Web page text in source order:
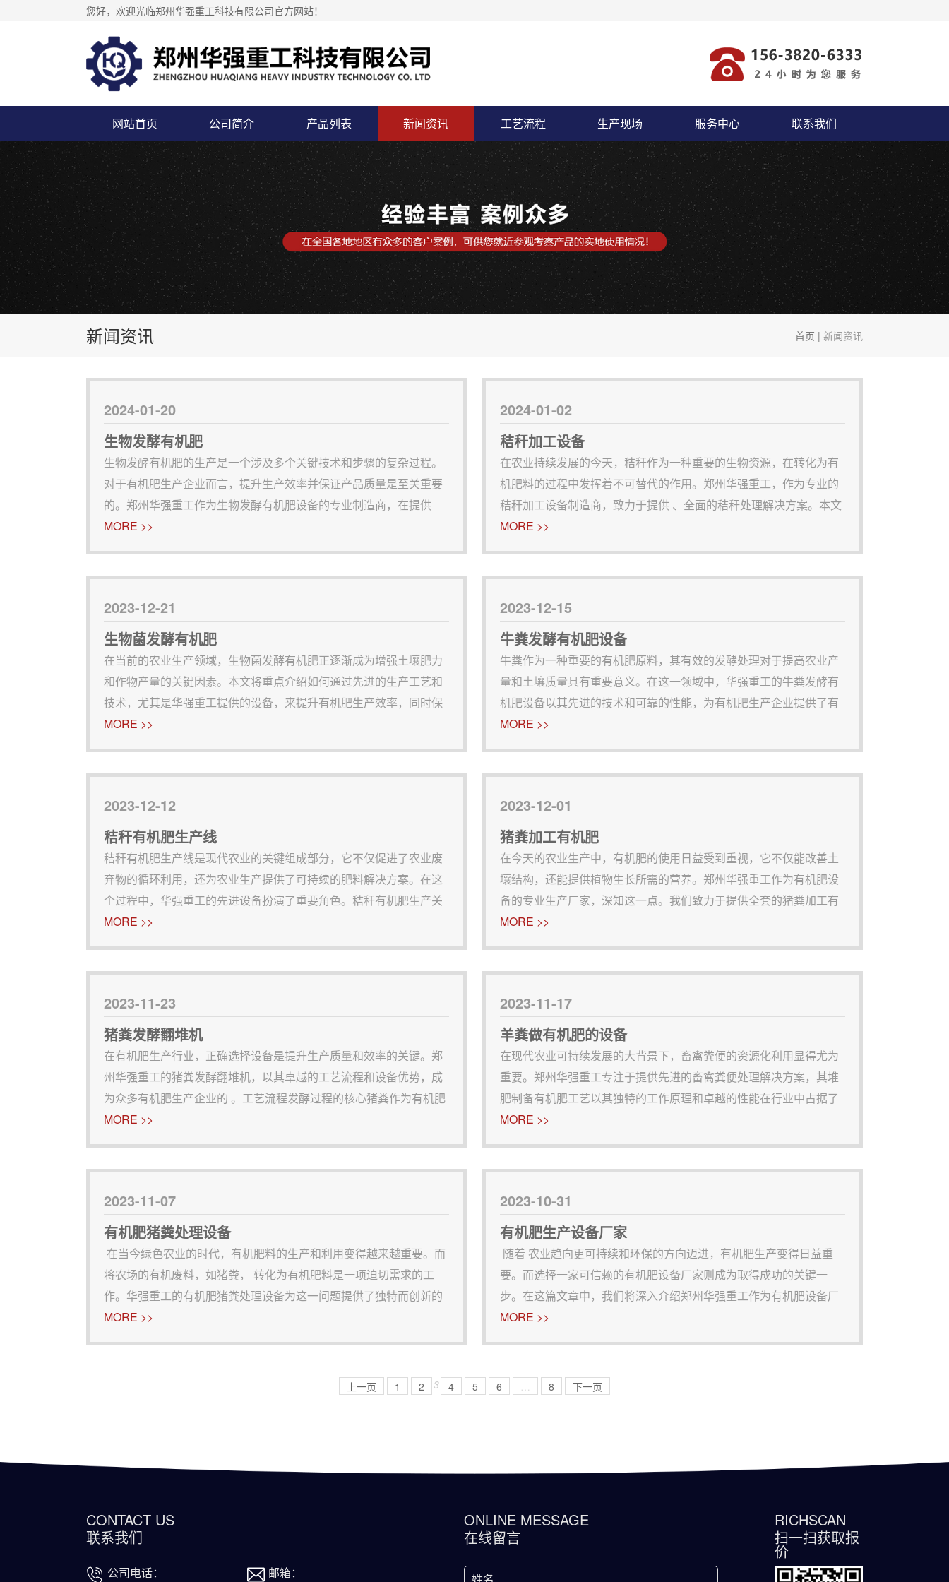
您好，欢迎光临郑州华强重工科技有限公司官方网站！
网站首页 公司简介 产品列表 新闻资讯 工艺流程 生产现场 服务中心 联系我们
新闻资讯 首页 | 新闻资讯
2024-01-20
生物发酵有机肥
生物发酵有机肥的生产是一个涉及多个关键技术和步骤的复杂过程。
对于有机肥生产企业而言，提升生产效率并保证产品质量是至关重要
的。郑州华强重工作为生物发酵有机肥设备的专业制造商，在提供
能、技术革新的生产设备方面具有突出优势。生物发酵有机肥生产的
关键步骤1. 原料准备：优质的原料是制作优质有机肥的前提。
MORE >>
2024-01-02
秸秆加工设备
在农业持续发展的今天，秸秆作为一种重要的生物资源，在转化为有
机肥料的过程中发挥着不可替代的作用。郑州华强重工，作为专业的
秸秆加工设备制造商，致力于提供 、全面的秸秆处理解决方案。本文
将详细介绍华强重工秸秆加工设备的工艺流程、设备优势，以及为何
选择华强重工。华强重工秸秆加工工艺流程秸秆加工转化为有机
MORE >>
2023-12-21
生物菌发酵有机肥
在当前的农业生产领域，生物菌发酵有机肥正逐渐成为增强土壤肥力
和作物产量的关键因素。本文将重点介绍如何通过先进的生产工艺和
技术，尤其是华强重工提供的设备，来提升有机肥生产效率，同时保
持产品质量的稳定性。生物菌发酵有机肥的重要性生物菌发酵有机肥
是一种利用微生物发酵技术将动植物残渣转化为 土壤改良剂的生
MORE >>
2023-12-15
牛粪发酵有机肥设备
牛粪作为一种重要的有机肥原料，其有效的发酵处理对于提高农业产
量和土壤质量具有重要意义。在这一领域中，华强重工的牛粪发酵有
机肥设备以其先进的技术和可靠的性能，为有机肥生产企业提供了有
效的生产解决方案。牛粪发酵有机肥的生产工艺1.原料预处理： 收集
牛粪并进行初步处理，包括破碎、去杂质和水分调节，为发酵做
MORE >>
2023-12-12
秸秆有机肥生产线
秸秆有机肥生产线是现代农业的关键组成部分，它不仅促进了农业废
弃物的循环利用，还为农业生产提供了可持续的肥料解决方案。在这
个过程中，华强重工的先进设备扮演了重要角色。秸秆有机肥生产关
键工艺流程1.原料预处理：此步骤涉及对秸秆进行清洁、破碎和调
质，确保原料的质量，为下一步的处理打下良好基础。2.发酵过程
MORE >>
2023-12-01
猪粪加工有机肥
在今天的农业生产中，有机肥的使用日益受到重视，它不仅能改善土
壤结构，还能提供植物生长所需的营养。郑州华强重工作为有机肥设
备的专业生产厂家，深知这一点。我们致力于提供全套的猪粪加工有
机肥生产线，帮助企业将猪粪这一农业废物转化为宝贵的农业资源。
详细的猪粪加工工艺流程华强重工的猪粪加工有机肥生产线，从原料
MORE >>
2023-11-23
猪粪发酵翻堆机
在有机肥生产行业，正确选择设备是提升生产质量和效率的关键。郑
州华强重工的猪粪发酵翻堆机，以其卓越的工艺流程和设备优势，成
为众多有机肥生产企业的 。工艺流程发酵过程的核心猪粪作为有机肥
的主要原料，其发酵过程对肥料质量的影响至关重要。发酵的均匀与
完整性，需要靠有效的翻堆来实现，而华强重工的翻堆机在这一
MORE >>
2023-11-17
羊粪做有机肥的设备
在现代农业可持续发展的大背景下，畜禽粪便的资源化利用显得尤为
重要。郑州华强重工专注于提供先进的畜禽粪便处理解决方案，其堆
肥制备有机肥工艺以其独特的工作原理和卓越的性能在行业中占据了
重要地位。工艺流程及设备配置郑州华强重工的畜禽粪便堆肥制备有
机肥工艺主要包括以下步骤：1.原料收集与预处理：首先收集畜禽
MORE >>
2023-11-07
有机肥猪粪处理设备
在当今绿色农业的时代，有机肥料的生产和利用变得越来越重要。而
将农场的有机废料，如猪粪， 转化为有机肥料是一项迫切需求的工
作。华强重工的有机肥猪粪处理设备为这一问题提供了独特而创新的
解决方案。华强重工的有机肥猪粪处理设备： 工艺流程：1.猪粪收集
与预处理： 我们的设备首先将农场猪粪进行有
MORE >>
2023-10-31
有机肥生产设备厂家
随着 农业趋向更可持续和环保的方向迈进，有机肥生产变得日益重
要。而选择一家可信赖的有机肥设备厂家则成为取得成功的关键一
步。在这篇文章中，我们将深入介绍郑州华强重工作为有机肥设备厂
家的独特优势以及为何选择我们将助您开创有机农业的崭新未来。郑
州华强重工有机肥设备：1.原料处理与预处理： 我
MORE >>
上一页 1 2 3 4 5 6 … 8 下一页
CONTACT US
联系我们
公司电话： 邮箱：
ONLINE MESSAGE
在线留言
RICHSCAN
扫一扫获取报
价